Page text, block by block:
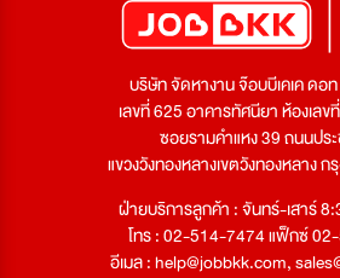
บริษัท จัดหางาน จ๊อบบีเคเค ดอ
เลขที่ 625 อาคารทัศนียา ห้องเล
ซอยรามคำแหง 39 ถนนปร
แขวงวังทองหลางเขตวังทองหลาง
ฝ่ายบริการลูกค้า : จันทร์-เสาร์
โทร : 02-514-7474 แฟ็กซ์
อีเมล :help@jobbkk.com,